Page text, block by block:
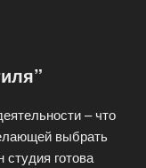
– что
выбрать
готова